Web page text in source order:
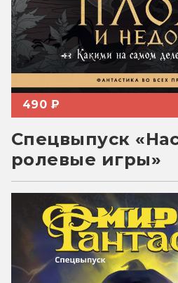
490 ₽
Спецвыпуск
ролевые игры»